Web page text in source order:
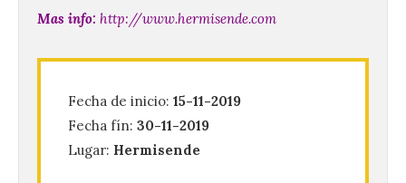
Mas info: http://www.hermisende.com
Fecha de inicio: 15-11-2019
Fecha fín: 30-11-2019
Lugar: Hermisende
Campamentos Salamanca
Los Campamentos
Salamanca Tech, que se
desarrollan hasta el 4 de